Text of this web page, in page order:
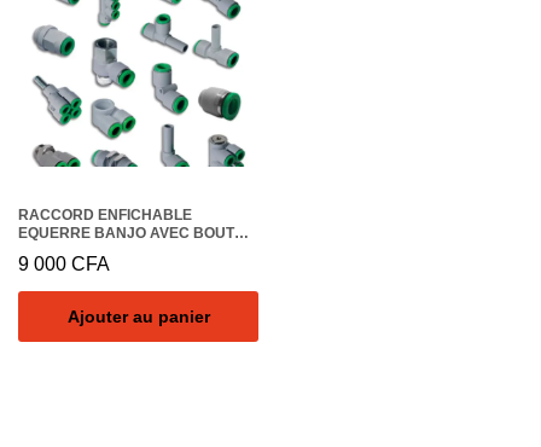
RACCORD ENFICHABLE
EQUERRE BANJO AVEC BOUTON
10 – FILETAGE G1/4A – VESTA
9 000 CFA
Ajouter au panier